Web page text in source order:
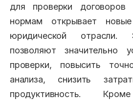
для проверки договоров
нормам открывает
юридической отрасли.
позволяют значительно
проверки, повысить
анализа, снизить
продуктивность.